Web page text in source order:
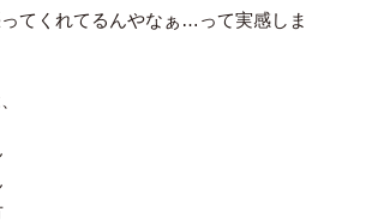
ってくれてるんやなぁ…って実感しま